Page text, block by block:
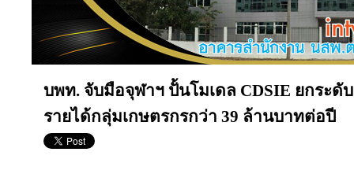
บพท. จับมือจุฬาฯ ปั้นโมเดล CDSIE ยกระดั
รายได้กลุ่มเกษตรกรกว่า 39 ล้านบาทต่อปี